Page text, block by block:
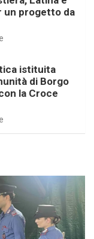
un progetto da
istituita
di Borgo
la Croce